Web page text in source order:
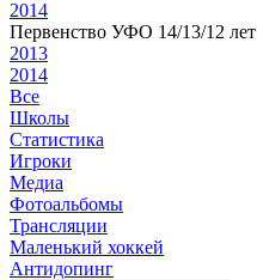
2014
Первенство УФО 14/13/12 лет
2013
2014
Все
Школы
Статистика
Игроки
Медиа
Фотоальбомы
Трансляции
Маленький хоккей
Антидопинг